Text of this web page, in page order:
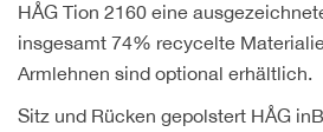
HÅG Tion 2160 eine
insgesamt 74% recycelte
Armlehnen sind optional erhältlich.
Sitz und Rücken gepolstert HÅG